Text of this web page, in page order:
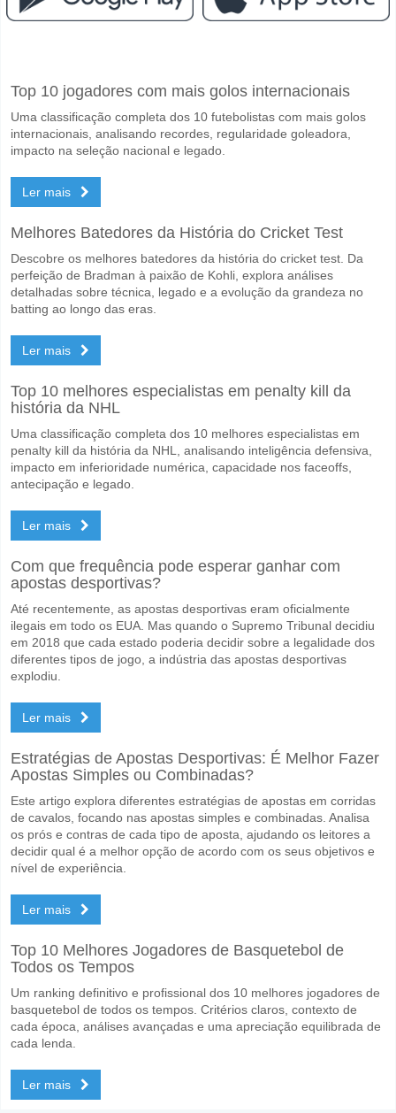
A partida entre TransINVEST Vilnius v Suduva Marijampole 06 May
Quem é o time favorito para vencer entre
Suduva Marijampole para o Vencedor do jogo, com a probabilidade
Será que ambas as equipas marcam no jogo
Sim para Ambas as Equipas Marcam, com a percentagem de 60%.
No lado arriscado, pode tentar o Resultado Correto de 1-2 que tem a
Top 10 jogadores com mais golos internacionais
Uma classificação completa dos 10 futebolistas com mais golos
internacionais, analisando recordes, regularidade goleadora,
impacto na seleção nacional e legado.
Ler mais
Melhores Batedores da História do Cricket Test
Descobre os melhores batedores da história do cricket test. Da
perfeição de Bradman à paixão de Kohli, explora análises
detalhadas sobre técnica, legado e a evolução da grandeza no
batting ao longo das eras.
Ler mais
Top 10 melhores especialistas em penalty kill da
história da NHL
Uma classificação completa dos 10 melhores especialistas em
penalty kill da história da NHL, analisando inteligência defensiva,
impacto em inferioridade numérica, capacidade nos faceoffs,
antecipação e legado.
Ler mais
Com que frequência pode esperar ganhar com
apostas desportivas?
Até recentemente, as apostas desportivas eram oficialmente
ilegais em todo os EUA. Mas quando o Supremo Tribunal decidiu
em 2018 que cada estado poderia decidir sobre a legalidade dos
diferentes tipos de jogo, a indústria das apostas desportivas
explodiu.
Ler mais
Estratégias de Apostas Desportivas: É Melhor Fazer
Apostas Simples ou Combinadas?
Este artigo explora diferentes estratégias de apostas em corridas
de cavalos, focando nas apostas simples e combinadas. Analisa
os prós e contras de cada tipo de aposta, ajudando os leitores a
decidir qual é a melhor opção de acordo com os seus objetivos e
nível de experiência.
Ler mais
Top 10 Melhores Jogadores de Basquetebol de
Todos os Tempos
Um ranking definitivo e profissional dos 10 melhores jogadores de
basquetebol de todos os tempos. Critérios claros, contexto de
cada época, análises avançadas e uma apreciação equilibrada de
cada lenda.
Ler mais